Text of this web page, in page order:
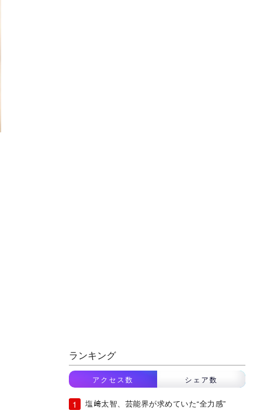
ランキング
アクセス数 シェア数
塩﨑太智、芸能界が求めていた“全力感”